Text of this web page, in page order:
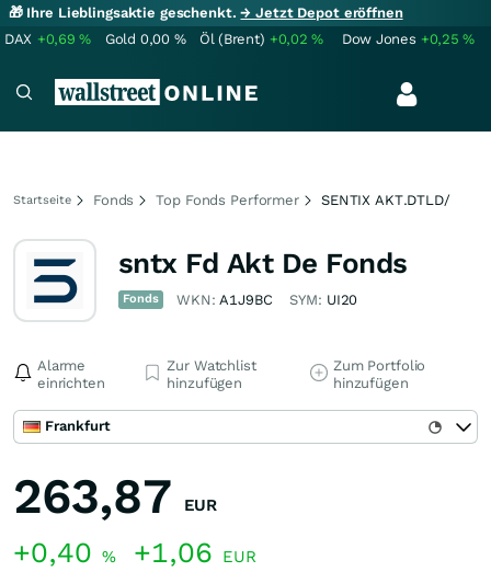
🎁 Ihre Lieblingsaktie geschenkt.→ Jetzt Depot eröffnen
DAX +0,69% Gold 0,00 % Öl (Brent) +0,02% Dow Jones +0,25%
Startseite Fonds Top Fonds Performer SENTIX AKT.DTLD/
sntx Fd Akt De Fonds
Fonds WKN:A1J9BC SYM: UI20
Alarme
einrichten
Zur Watchlist
hinzufügen
Zum Portfolio
hinzufügen
Frankfurt
263,87 EUR
+0,40 % +1,06 EUR